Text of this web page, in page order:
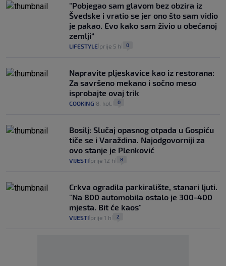
"Pobjegao sam glavom bez obzira iz
Švedske i vratio se jer ono što sam vidio
je pakao. Evo kako sam živio u obećanoj
zemlji“
LIFESTYLE prije 5 h 0
Napravite pljeskavice kao iz restorana:
Za savršeno mekano i sočno meso
isprobajte ovaj trik
COOKING 8. kol. 0
Bosilj: Slučaj opasnog otpada u Gospiću
tiče se i Varaždina. Najodgovorniji za
ovo stanje je Plenković
VIJESTI prije 12 h 8
Crkva ogradila parkiralište, stanari ljuti.
"Na 800 automobila ostalo je 300-400
mjesta. Bit će kaos"
VIJESTI prije 1 h 2